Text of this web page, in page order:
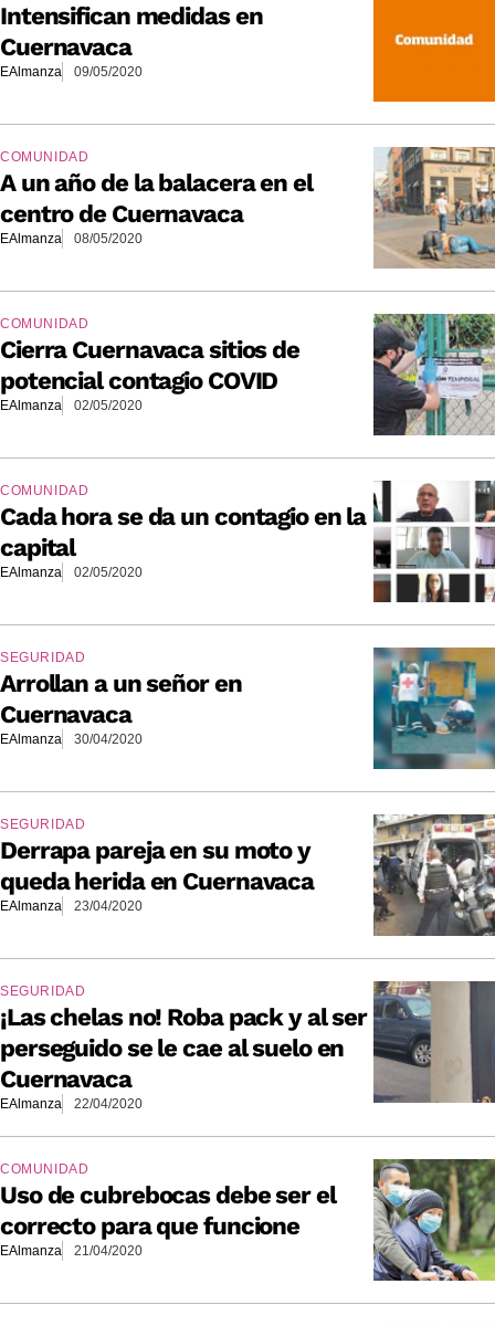
Intensifican medidas en
Cuernavaca
EAlmanza 09/05/2020
COMUNIDAD
A un año de la balacera en el
centro de Cuernavaca
EAlmanza 08/05/2020
COMUNIDAD
Cierra Cuernavaca sitios de
potencial contagio COVID
EAlmanza 02/05/2020
COMUNIDAD
Cada hora se da un contagio en la
capital
EAlmanza 02/05/2020
SEGURIDAD
Arrollan a un señor en
Cuernavaca
EAlmanza 30/04/2020
SEGURIDAD
Derrapa pareja en su moto y
queda herida en Cuernavaca
EAlmanza 23/04/2020
SEGURIDAD
¡Las chelas no! Roba pack y al ser
perseguido se le cae al suelo en
Cuernavaca
EAlmanza 22/04/2020
COMUNIDAD
Uso de cubrebocas debe ser el
correcto para que funcione
EAlmanza 21/04/2020